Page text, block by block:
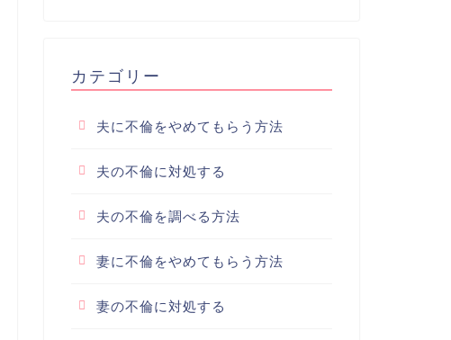
カテゴリー
夫に不倫をやめてもらう方法
夫の不倫に対処する
夫の不倫を調べる方法
妻に不倫をやめてもらう方法
妻の不倫に対処する